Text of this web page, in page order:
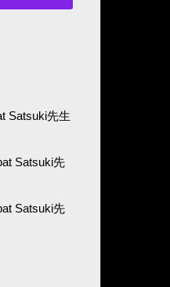
Satsuki先生
Satsuki先
Satsuki先